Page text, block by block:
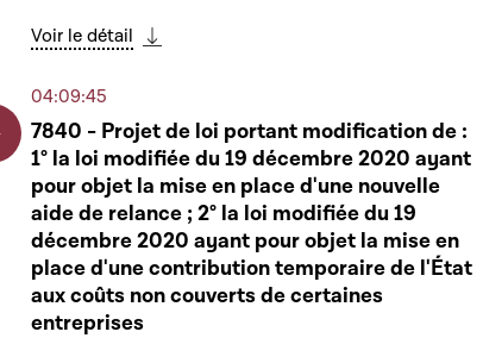
Voir le détail
04:09:45
7840 - Projet de loi portant modification de :
1° la loi modifiée du 19 décembre 2020 ayant
pour objet la mise en place d'une nouvelle
aide de relance ; 2° la loi modifiée du 19
décembre 2020 ayant pour objet la mise en
place d'une contribution temporaire de l'État
aux coûts non couverts de certaines
entreprises
Play